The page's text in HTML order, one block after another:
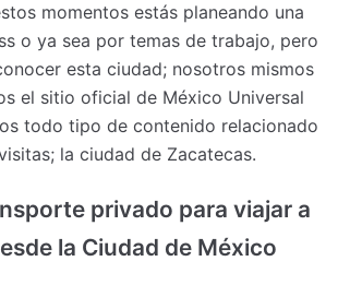
momentos estás planeando una
o ya sea por temas de trabajo, pero
esta ciudad; nosotros mismos
el sitio oficial de México Universal
todo tipo de contenido relacionado
la ciudad de Zacatecas.
privado para viajar a
la Ciudad de México